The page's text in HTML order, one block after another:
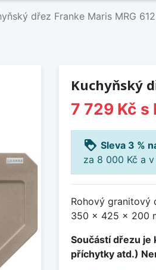
dřez Franke Maris MRG
Kuchyňský
7 729 Kč s
loyalty Sleva 3 %
za 8 000 Kč a
Rohový granitový
350 x 425 x 200
Součástí dřezu
příchytky atd.)